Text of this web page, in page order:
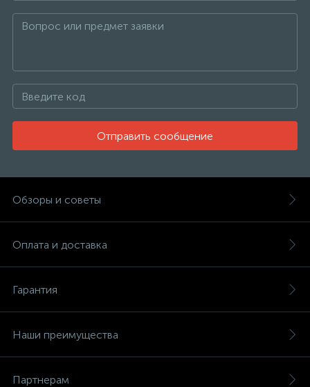
Отправить сообщение
Обзоры и советы
Оплата и доставка
Гарантия
Наши преимущества
Партнерам